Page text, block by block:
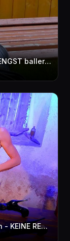
PUBLIC FSK21+ ABRISS! | Kranker fi**HENGST ballert Lederschlampe AO 3LOCH weg | FACIAL+NS!
Der verbotene s*xCLUB | Kein Drehbuch - KEINE REGELN! Komplett BENUTZT + ZERLEGT! MMF 3LOCH